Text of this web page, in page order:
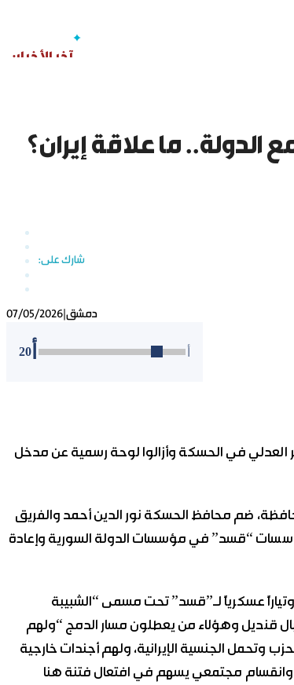
الدولة.. ما علاقة إيران؟
07/05/2026 دمشق
20
العدلي في الحسكة وأزالوا لوحة رسمية عن مدخل
ضم محافظ الحسكة نور الدين أحمد والفريق
مؤسسات “قسد” في مؤسسات الدولة السورية وإعادة
وتياراً عسكرياً لـ”قسد” تحت مسمى “الشبيبة
قنديل وهؤلاء من يعطلون مسار الدمج “ولهم
وتحمل الجنسية الإيرانية، ولهم أجندات خارجية
وانقسام مجتمعي يسهم في افتعال فتنة هنا